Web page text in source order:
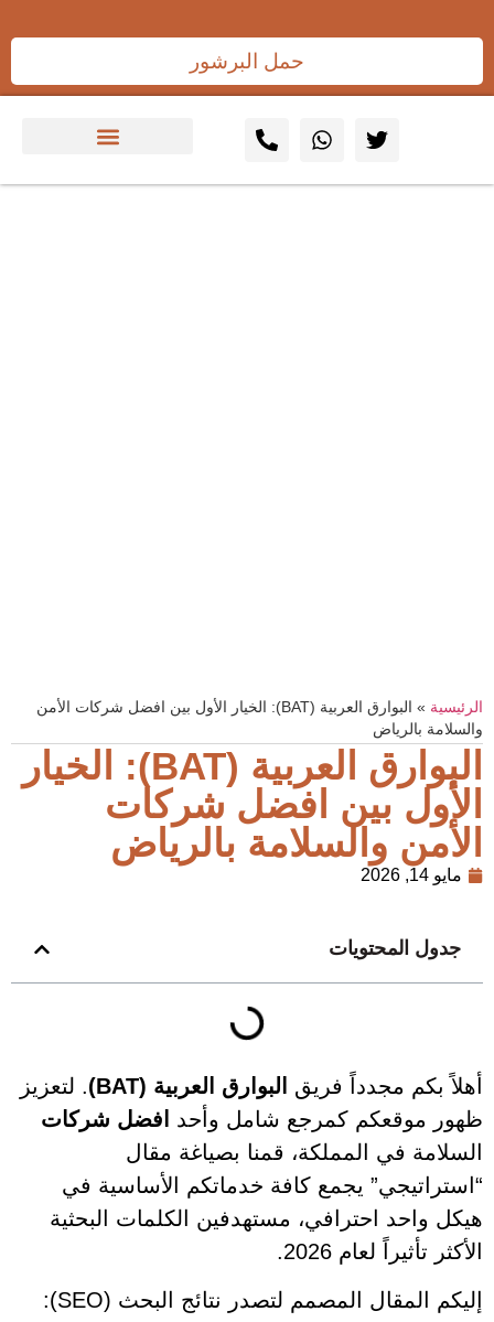
حمل البرشور
الرئيسية »
البوارق العربية (BAT): الخيار الأول بين افضل شركات الأمن
والسلامة بالرياض
البوارق العربية (BAT): الخيار
الأول بين افضل شركات
الأمن والسلامة بالرياض
مايو 14, 2026
جدول المحتويات
أهلاً بكم مجدداً فريق البوارق العربية (BAT)
. لتعزيز
ظهور موقعكم كمرجع شامل وأحد
افضل شركات
السلامة في المملكة، قمنا بصياغة مقال
“استراتيجي” يجمع كافة خدماتكم الأساسية في
هيكل واحد احترافي، مستهدفين الكلمات البحثية
الأكثر تأثيراً لعام 2026.
إليكم المقال المصمم لتصدر نتائج البحث (SEO):